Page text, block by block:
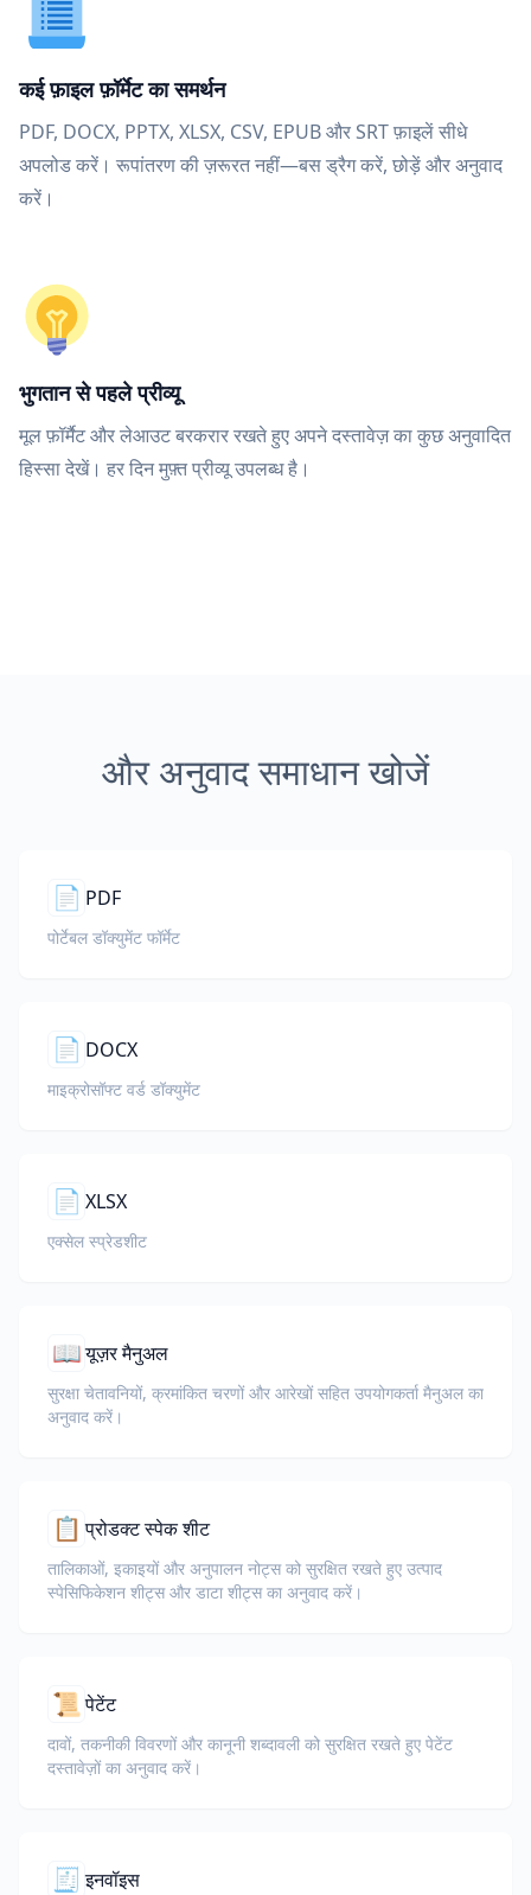
कई फ़ाइल फ़ॉर्मेट का समर्थन
PDF, DOCX, PPTX, XLSX, CSV, EPUB और SRT फ़ाइलें सीधे
अपलोड करें। रूपांतरण की ज़रूरत नहीं—बस ड्रैग करें, छोड़ें और अनुवाद
करें।
भुगतान से पहले प्रीव्यू
मूल फ़ॉर्मैट और लेआउट बरकरार रखते हुए अपने दस्तावेज़ का कुछ अनुवादित
हिस्सा देखें। हर दिन मुफ़्त प्रीव्यू उपलब्ध है।
और अनुवाद समाधान खोजें
📄 PDF
पोर्टेबल डॉक्युमेंट फॉर्मेट
📄 DOCX
माइक्रोसॉफ्ट वर्ड डॉक्युमेंट
📄 XLSX
एक्सेल स्प्रेडशीट
📖यूज़र मैनुअल
सुरक्षा चेतावनियों, क्रमांकित चरणों और आरेखों सहित उपयोगकर्ता मैनुअल का
अनुवाद करें।
📋 प्रोडक्ट स्पेक शीट
तालिकाओं, इकाइयों और अनुपालन नोट्स को सुरक्षित रखते हुए उत्पाद
स्पेसिफिकेशन शीट्स और डाटा शीट्स का अनुवाद करें।
📜 पेटेंट
दावों, तकनीकी विवरणों और कानूनी शब्दावली को सुरक्षित रखते हुए पेटेंट
दस्तावेज़ों का अनुवाद करें।
🧾 इनवॉइस